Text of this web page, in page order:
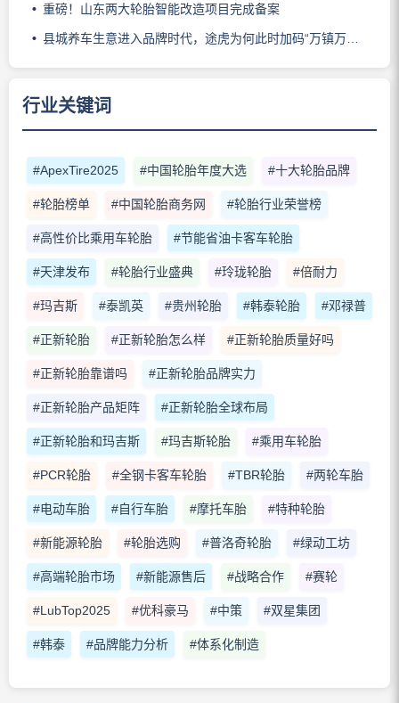
重磅！山东两大轮胎智能改造项目完成备案
县城养车生意进入品牌时代，途虎为何此时加码“万镇万店”？
行业关键词
#ApexTire2025 #中国轮胎年度大选 #十大轮胎品牌
#轮胎榜单 #中国轮胎商务网 #轮胎行业荣誉榜
#高性价比乘用车轮胎 #节能省油卡客车轮胎
#天津发布 #轮胎行业盛典 #玲珑轮胎 #倍耐力
#玛吉斯 #泰凯英 #贵州轮胎 #韩泰轮胎 #邓禄普
#正新轮胎 #正新轮胎怎么样 #正新轮胎质量好吗
#正新轮胎靠谱吗 #正新轮胎品牌实力
#正新轮胎产品矩阵 #正新轮胎全球布局
#正新轮胎和玛吉斯 #玛吉斯轮胎 #乘用车轮胎
#PCR轮胎 #全钢卡客车轮胎 #TBR轮胎 #两轮车胎
#电动车胎 #自行车胎 #摩托车胎 #特种轮胎
#新能源轮胎 #轮胎选购 #普洛奇轮胎 #绿动工坊
#高端轮胎市场 #新能源售后 #战略合作 #赛轮
#LubTop2025 #优科豪马 #中策 #双星集团
#韩泰 #品牌能力分析 #体系化制造